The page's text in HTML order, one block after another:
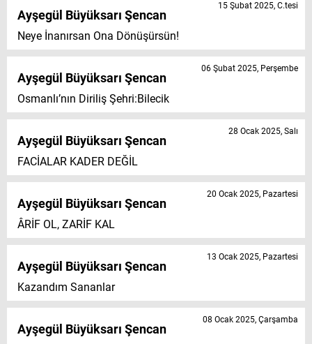
Ayşegül Büyüksarı Şencan
Neye İnanırsan Ona Dönüşürsün!
15 Şubat 2025, C.tesi
Ayşegül Büyüksarı Şencan
Osmanlı’nın Diriliş Şehri:Bilecik
06 Şubat 2025, Perşembe
Ayşegül Büyüksarı Şencan
FACİALAR KADER DEĞİL
28 Ocak 2025, Salı
Ayşegül Büyüksarı Şencan
ÂRİF OL, ZARİF KAL
20 Ocak 2025, Pazartesi
Ayşegül Büyüksarı Şencan
Kazandım Sananlar
13 Ocak 2025, Pazartesi
Ayşegül Büyüksarı Şencan
08 Ocak 2025, Çarşamba